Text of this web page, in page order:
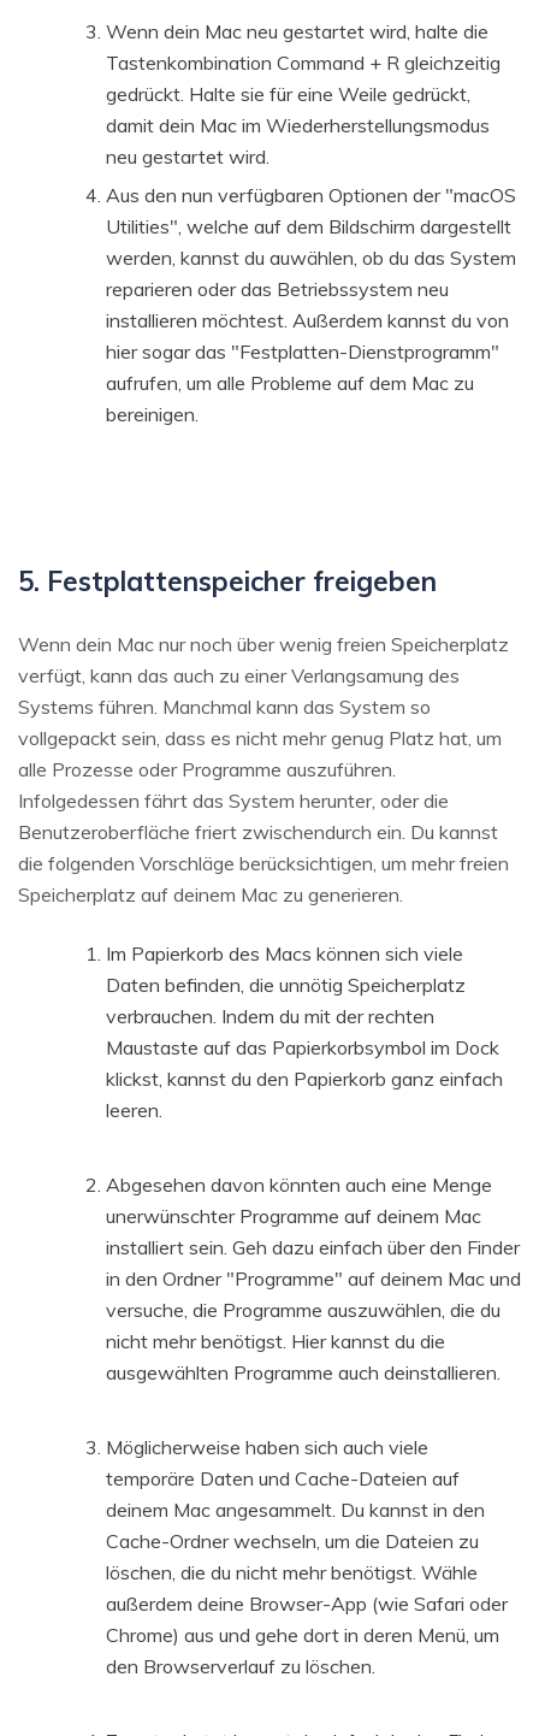
Wenn dein Mac neu gestartet wird, halte die
Tastenkombination Command + R gleichzeitig
gedrückt. Halte sie für eine Weile gedrückt,
damit dein Mac im Wiederherstellungsmodus
neu gestartet wird.
Aus den nun verfügbaren Optionen der "macOS
Utilities", welche auf dem Bildschirm dargestellt
werden, kannst du auwählen, ob du das System
reparieren oder das Betriebssystem neu
installieren möchtest. Außerdem kannst du von
hier sogar das "Festplatten-Dienstprogramm"
aufrufen, um alle Probleme auf dem Mac zu
bereinigen.
5. Festplattenspeicher freigeben
Wenn dein Mac nur noch über wenig freien Speicherplatz
verfügt, kann das auch zu einer Verlangsamung des
Systems führen. Manchmal kann das System so
vollgepackt sein, dass es nicht mehr genug Platz hat, um
alle Prozesse oder Programme auszuführen.
Infolgedessen fährt das System herunter, oder die
Benutzeroberfläche friert zwischendurch ein. Du kannst
die folgenden Vorschläge berücksichtigen, um mehr freien
Speicherplatz auf deinem Mac zu generieren.
Im Papierkorb des Macs können sich viele
Daten befinden, die unnötig Speicherplatz
verbrauchen. Indem du mit der rechten
Maustaste auf das Papierkorbsymbol im Dock
klickst, kannst du den Papierkorb ganz einfach
leeren.
Abgesehen davon könnten auch eine Menge
unerwünschter Programme auf deinem Mac
installiert sein. Geh dazu einfach über den Finder
in den Ordner "Programme" auf deinem Mac und
versuche, die Programme auszuwählen, die du
nicht mehr benötigst. Hier kannst du die
ausgewählten Programme auch deinstallieren.
Möglicherweise haben sich auch viele
temporäre Daten und Cache-Dateien auf
deinem Mac angesammelt. Du kannst in den
Cache-Ordner wechseln, um die Dateien zu
löschen, die du nicht mehr benötigst. Wähle
außerdem deine Browser-App (wie Safari oder
Chrome) aus und gehe dort in deren Menü, um
den Browserverlauf zu löschen.